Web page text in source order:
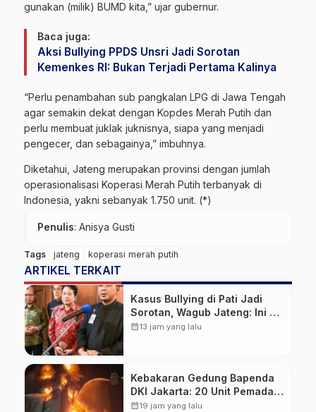
gunakan (milik) BUMD kita,” ujar gubernur.
Baca juga:
Aksi Bullying PPDS Unsri Jadi Sorotan
Kemenkes RI: Bukan Terjadi Pertama Kalinya
“Perlu penambahan sub pangkalan LPG di Jawa Tengah
agar semakin dekat dengan Kopdes Merah Putih dan
perlu membuat juklak juknisnya, siapa yang menjadi
pengecer, dan sebagainya,” imbuhnya.
Diketahui, Jateng merupakan provinsi dengan jumlah
operasionalisasi Koperasi Merah Putih terbanyak di
Indonesia, yakni sebanyak 1.750 unit. (*)
Penulis: Anisya Gusti
Tags jateng koperasi merah putih
ARTIKEL TERKAIT
Kasus Bullying di Pati Jadi
Sorotan, Wagub Jateng: Ini PR
Bersama
calendar_month13 jam yang lalu
Kebakaran Gedung Bapenda
DKI Jakarta: 20 Unit Pemadam
dan 3 Bronto Skylift
calendar_month19 jam yang lalu